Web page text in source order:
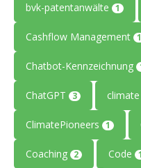
bvk-patentanwälte 1
Cashflow Management 1
Chatbot-Kennzeichnung
ChatGPT 3
ClimatePioneers 1
Coaching 2 Code